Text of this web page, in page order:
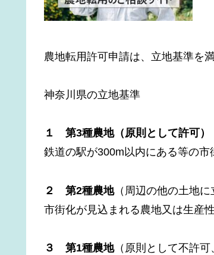
農地転用許可申請は、立地基準を
神奈川県の立地基準
１ 第3種農地（原則として許可）
鉄道の駅が300m以内にある等の
２ 第2種農地（周辺の他の土地に
市街化が見込まれる農地又は生産
３ 第1種農地（原則として不許可